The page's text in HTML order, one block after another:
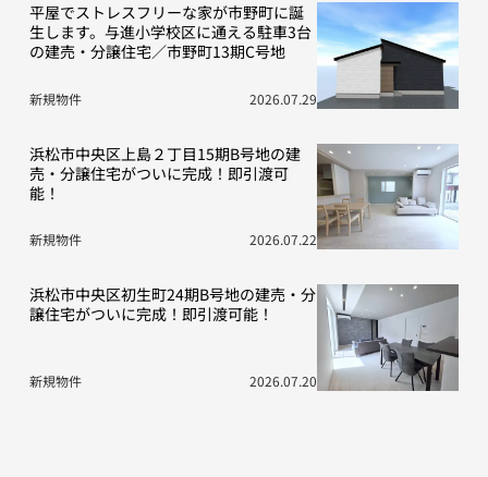
平屋でストレスフリーな家が市野町に誕
生します。与進小学校区に通える駐車3台
の建売・分譲住宅／市野町13期C号地
新規物件 2026.07.29
浜松市中央区上島２丁目15期B号地の建
売・分譲住宅がついに完成！即引渡可
能！
新規物件 2026.07.22
浜松市中央区初生町24期B号地の建売・分
譲住宅がついに完成！即引渡可能！
新規物件 2026.07.20